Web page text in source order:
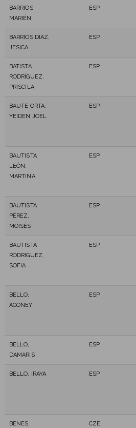
BARRIOS,
MARIÉN
ESP
BARRIOS DIAZ,
JESICA
ESP
BATISTA
RODRÍGUEZ,
PRISCILA
ESP
BAUTE ORTA,
YEIDEN JOEL
ESP
BAUTISTA
LEÓN,
MARTINA
ESP
BAUTISTA
PÉREZ,
MOISÉS
ESP
BAUTISTA
RODRIGUEZ,
SOFIA
ESP
BELLO,
AGONEY
ESP
BELLO,
DAMARIS
ESP
BELLO, IRAYA ESP
BENES,
CZE